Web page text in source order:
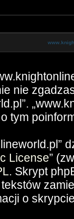
nie
tym
License”
. Skrypt
o